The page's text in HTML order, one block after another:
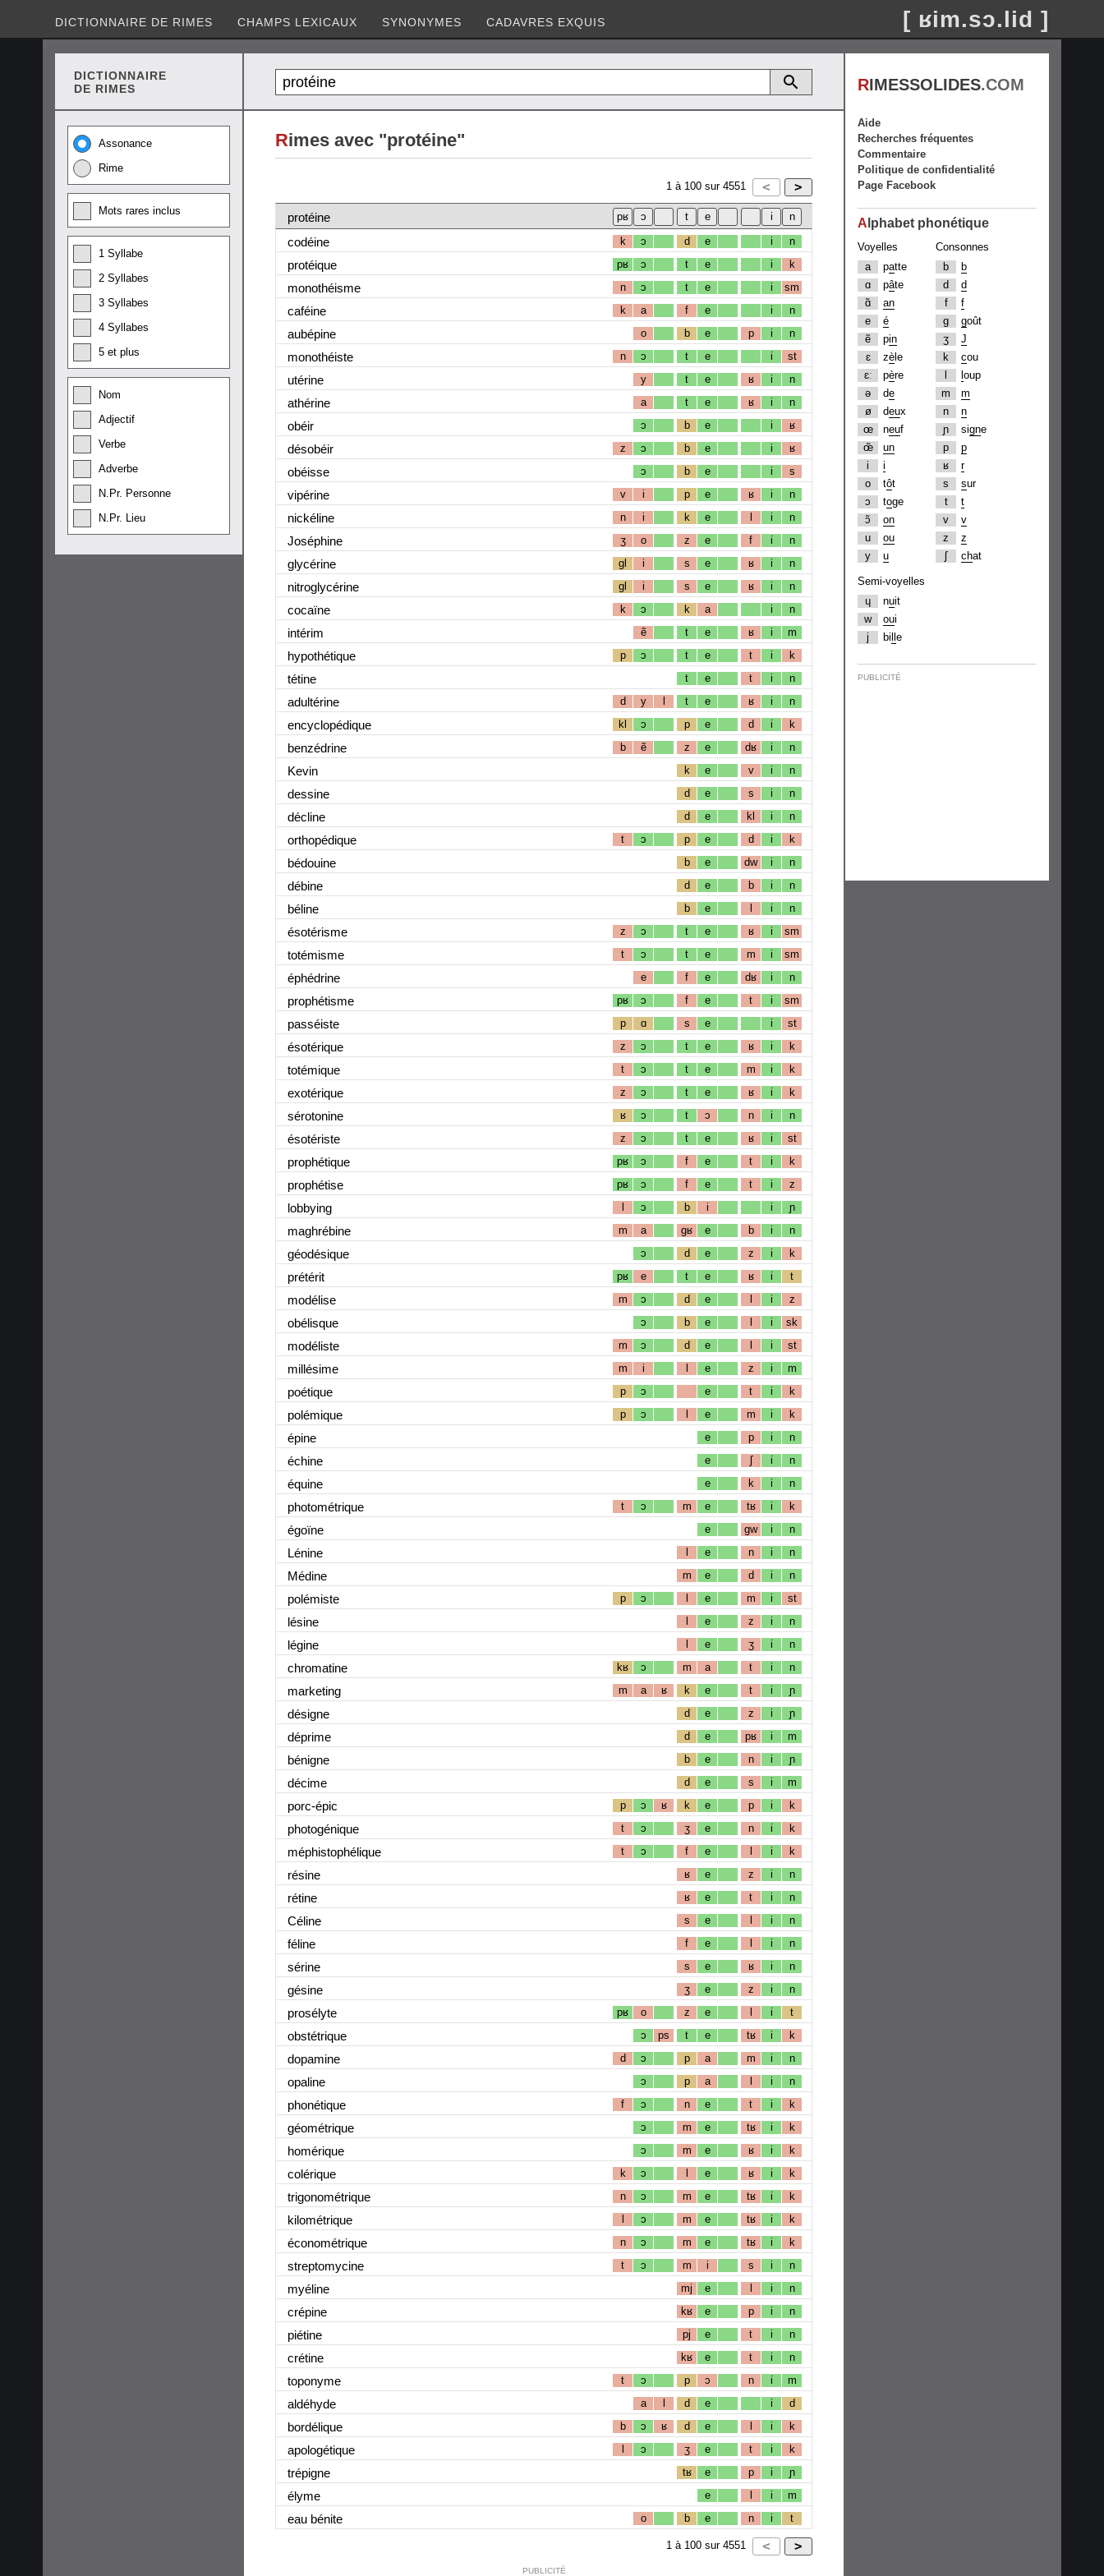
DICTIONNAIRE DE RIMES CHAMPS LEXICAUX SYNONYMES CADAVRES EXQUIS [ ʁim.sɔ.lid ]
DICTIONNAIRE
DE RIMES
Assonance
Rime
Mots rares inclus
1 Syllabe
2 Syllabes
3 Syllabes
4 Syllabes
5 et plus
Nom
Adjectif
Verbe
Adverbe
N.Pr. Personne
N.Pr. Lieu
Rimes avec "protéine"
1 à 100 sur 4551
protéine
codéine
k ɔ d e i n
protéique pʁ ɔ t e i k
monothéisme n ɔ t e i sm
caféine k a f e i n
aubépine o b e p i n
monothéiste n ɔ t e i st
utérine y t e ʁ i n
athérine a t e ʁ i n
obéir ɔ b e i ʁ
désobéir z ɔ b e i ʁ
obéisse ɔ b e i s
vipérine v i p e ʁ i n
nickéline n i k e l i n
Joséphine ʒ o z e f i n
glycérine gl i s e ʁ i n
nitroglycérine gl i s e ʁ i n
cocaïne k ɔ k a i n
intérim ẽ t e ʁ i m
hypothétique p ɔ t e t i k
tétine t e t i n
adultérine d y l t e ʁ i n
encyclopédique kl ɔ p e d i k
benzédrine b ẽ z e dʁ i n
Kevin k e v i n
dessine d e s i n
décline d e kl i n
orthopédique t ɔ p e d i k
bédouine b e dw i n
débine d e b i n
béline b e l i n
ésotérisme z ɔ t e ʁ i sm
totémisme t ɔ t e m i sm
éphédrine e f e dʁ i n
prophétisme pʁ ɔ f e t i sm
passéiste p ɑ s e i st
ésotérique z ɔ t e ʁ i k
totémique t ɔ t e m i k
exotérique z ɔ t e ʁ i k
sérotonine ʁ ɔ t ɔ n i n
ésotériste z ɔ t e ʁ i st
prophétique pʁ ɔ f e t i k
prophétise pʁ ɔ f e t i z
lobbying l ɔ b i i ɲ
maghrébine m a gʁ e b i n
géodésique ɔ d e z i k
prétérit pʁ e t e ʁ i t
modélise m ɔ d e l i z
obélisque ɔ b e l i sk
modéliste m ɔ d e l i st
millésime m i l e z i m
poétique p ɔ e t i k
polémique p ɔ l e m i k
épine e p i n
échine e ʃ i n
équine e k i n
photométrique t ɔ m e tʁ i k
égoïne e gw i n
Lénine l e n i n
Médine m e d i n
polémiste p ɔ l e m i st
lésine l e z i n
légine l e ʒ i n
chromatine kʁ ɔ m a t i n
marketing m a ʁ k e t i ɲ
désigne d e z i ɲ
déprime d e pʁ i m
bénigne b e n i ɲ
décime d e s i m
porc-épic p ɔ ʁ k e p i k
photogénique t ɔ ʒ e n i k
méphistophélique t ɔ f e l i k
résine ʁ e z i n
rétine ʁ e t i n
Céline s e l i n
féline f e l i n
sérine s e ʁ i n
gésine ʒ e z i n
prosélyte pʁ o z e l i t
obstétrique ɔ ps t e tʁ i k
dopamine d ɔ p a m i n
opaline ɔ p a l i n
phonétique f ɔ n e t i k
géométrique ɔ m e tʁ i k
homérique ɔ m e ʁ i k
colérique k ɔ l e ʁ i k
trigonométrique n ɔ m e tʁ i k
kilométrique l ɔ m e tʁ i k
économétrique n ɔ m e tʁ i k
streptomycine t ɔ m i s i n
myéline mj e l i n
crépine kʁ e p i n
piétine pj e t i n
crétine kʁ e t i n
toponyme t ɔ p ɔ n i m
aldéhyde a l d e i d
bordélique b ɔ ʁ d e l i k
apologétique l ɔ ʒ e t i k
trépigne tʁ e p i ɲ
élyme e l i m
eau bénite o b e n i t
1 à 100 sur 4551
PUBLICITÉ
RIMESSOLIDES.COM
Aide
Recherches fréquentes
Commentaire
Politique de confidentialité
Page Facebook
A lphabet phonétique
Voyelles
a
patte
ɑ
pâte
ɑ̃
an
e
é
ẽ
pin
ɛ
zè le
ɛː
père
ə
de
ø
deux
œ
neuf
œ̃
un
i
i
o
tôt
ɔ
toge
ɔ̃
on
u
ou
y
u
Consonnes
b
b
d
d
f
f
g
goût
ʒ
J
k
cou
oup
m
m
n
n
ɲ
signe
p
p
ʁ
r
s
sur
t
t
v
v
z
z
ʃ
chat
Semi-voyelles
ɥ
nuit
w
oui
j
bi e
PUBLICITÉ